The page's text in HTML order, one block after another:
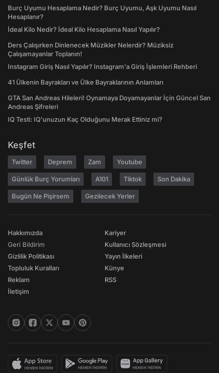
Burç Uyumu Hesaplama Nedir? Burç Uyumu, Aşk Uyumu Nasıl
Hesaplanır?
İdeal Kilo Nedir? İdeal Kilo Hesaplama Nasıl Yapılır?
Ders Çalışırken Dinlenecek Müzikler Nelerdir? Müziksiz
Çalışamayanlar Toplanın!
Instagram Giriş Nasıl Yapılır? Instagram'a Giriş İşlemleri Rehberi
41 Ülkenin Bayrakları ve Ülke Bayraklarının Anlamları
GTA San Andreas Hileleri! Oynamaya Doyamayanlar İçin Güncel San
Andreas Şifreleri
IQ Testi: IQ'unuzun Kaç Olduğunu Merak Ettiniz mi?
Keşfet
Twitter Deprem Zam Youtube
Günlük Burç Yorumları A101 Tiktok Son Dakika
Bugün Ne Pişirsem Gezilecek Yerler
Hakkımızda
Geri Bildirim
Gizlilik Politikası
Topluluk Kuralları
Reklam
İletişim
Kariyer
Kullanıcı Sözleşmesi
Yayın İlkeleri
Künye
RSS